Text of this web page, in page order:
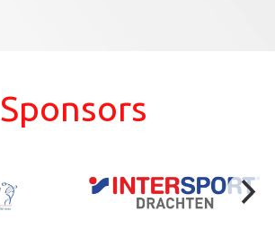
Sponsors